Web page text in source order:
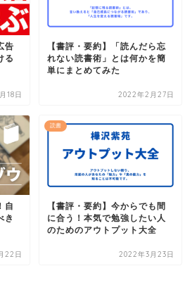
告
る
18日
【書評・要約】「読んだら忘
れない読書術」とは何かを簡
単にまとめてみた
2022年2月27日
自
き
22日
読書
【書評・要約】今からでも間
に合う！本気で勉強したい人
のためのアウトプット大全
2022年3月23日